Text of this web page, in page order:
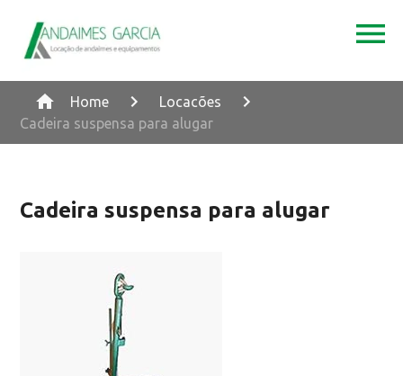
Home
Locacões
Cadeira suspensa para alugar
Cadeira suspensa para alugar